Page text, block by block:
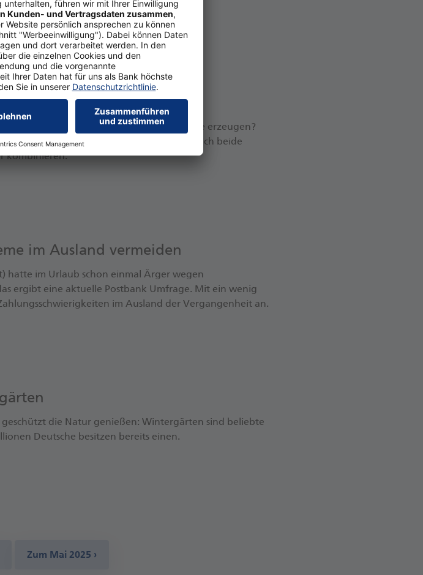
nut­zen zu wol­len.
perfektes Doppel
Strom über die eigene Photovoltaik- Anlage erzeugen?
oft schwer. Dabei lassen sich beide
kombinieren.
im Ausland vermeiden
hatte im Urlaub schon einmal Ärger wegen
ergibt eine aktuelle Postbank Umfrage. Mit ein wenig
im Ausland der Vergangenheit an.
die Natur genießen: Wintergärten sind beliebte
Deutsche besitzen bereits einen.
Zum Mai 2025 ›